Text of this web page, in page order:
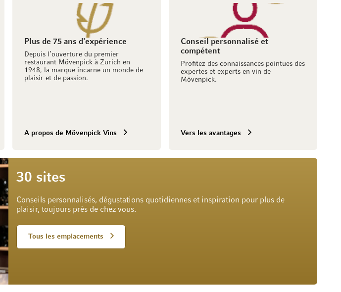
Plus de 75 ans d'expérience
Depuis l’ouverture du premier
restaurant Mövenpick à Zurich en
1948, la marque incarne un monde de
plaisir et de passion.
A propos de Mövenpick Vins
Conseil personnalisé et
compétent
Profitez des connaissances pointues des
expertes et experts en vin de
Mövenpick.
Vers les avantages
30 sites
Conseils personnalisés, dégustations quotidiennes et inspiration pour plus de
plaisir, toujours près de chez vous.
Tous les emplacements